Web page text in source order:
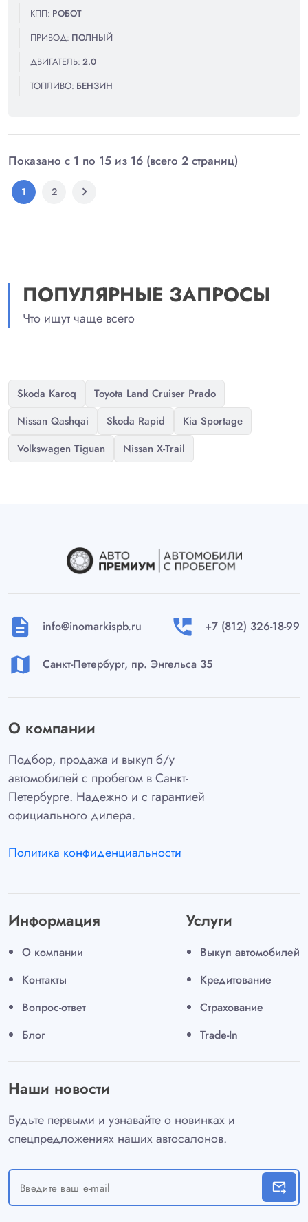
КПП: РОБОТ
ПРИВОД: ПОЛНЫЙ
ДВИГАТЕЛЬ: 2.0
ТОПЛИВО: БЕНЗИН
Показано с 1 по 15 из 16 (всего 2 страниц)
1 2 chevron_right
ПОПУЛЯРНЫЕ ЗАПРОСЫ
Что ищут чаще всего
Skoda Karoq
Toyota Land Cruiser Prado
Nissan Qashqai
Skoda Rapid
Kia Sportage
Volkswagen Tiguan
Nissan X-Trail
description info@inomarkispb.ru perm_phone_msg +7 (812) 326-18-99
map Санкт-Петербург, пр. Энгельса 35
О компании
Подбор, продажа и выкуп б/у
автомобилей с пробегом в Санкт-
Петербурге. Надежно и с гарантией
официального дилера.
Политика конфиденциальности
Информация
О компании
Контакты
Вопрос-ответ
Блог
Услуги
Выкуп автомобилей
Кредитование
Страхование
Trade-In
Наши новости
Будьте первыми и узнавайте о новинках и
спецпредложениях наших автосалонов.
forward_to_inbox